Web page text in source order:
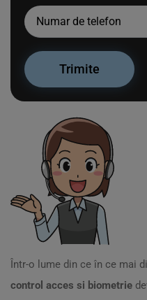
Într-o lume din ce în ce mai
control acces si biometrie